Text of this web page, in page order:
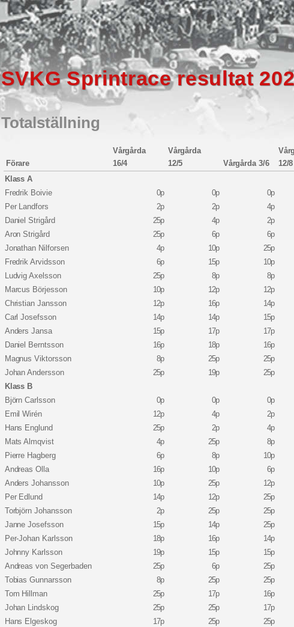
SVKG Sprintrace resultat
Totalställning
Förare
Vårgårda
16/4
Vårgårda
12/5
Vårgårda 3/6
12/8
Klass A
Fredrik Boivie
0p 0p 0p
Per Landfors
2p 2p 4p
Daniel Strigård
25p 4p 2p
Aron Strigård
25p 6p 6p
Jonathan Nilforsen
4p 10p 25p
Fredrik Arvidsson
6p 15p 10p
Ludvig Axelsson
25p 8p 8p
Marcus Börjesson
10p 12p 12p
Christian Jansson
12p 16p 14p
Carl Josefsson
14p 14p 15p
Anders Jansa
15p 17p 17p
Daniel Berntsson
16p 18p 16p
Magnus Viktorsson
8p 25p 25p
Johan Andersson
25p 19p 25p
Klass B
Björn Carlsson
0p 0p 0p
Emil Wirén
12p 4p 2p
Hans Englund
25p 2p 4p
Mats Almqvist
4p 25p 8p
Pierre Hagberg
6p 8p 10p
Andreas Olla
16p 10p 6p
Anders Johansson
10p 25p 12p
Per Edlund
14p 12p 25p
Torbjörn Johansson
2p 25p 25p
Janne Josefsson
15p 14p 25p
Per-Johan Karlsson
18p 16p 14p
Johnny Karlsson
19p 15p 15p
Andreas von Segerbaden
25p 6p 25p
Tobias Gunnarsson
8p 25p 25p
Tom Hillman
25p 17p 16p
Johan Lindskog
25p 25p 17p
Hans Elgeskog
17p 25p 25p